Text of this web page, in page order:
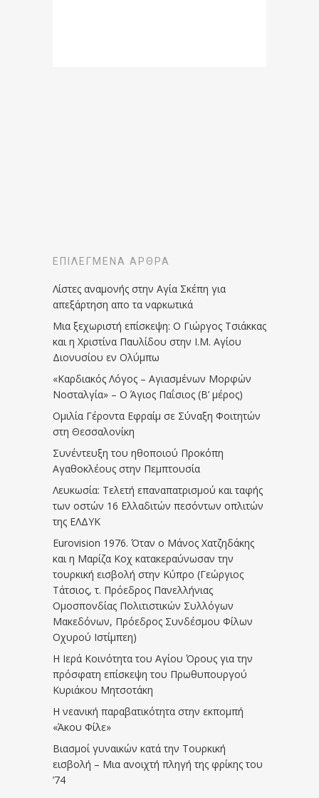
ΕΠΙΛΕΓΜΈΝΑ ΆΡΘΡΑ
Λίστες αναμονής στην Αγία Σκέπη για
απεξάρτηση απο τα ναρκωτικά
Μια ξεχωριστή επίσκεψη: Ο Γιώργος Τσιάκκας
και η Χριστίνα Παυλίδου στην Ι.Μ. Αγίου
Διονυσίου εν Ολύμπω
«Καρδιακός Λόγος – Αγιασμένων Μορφών
Νοσταλγία» – Ο Άγιος Παΐσιος (Β’ μέρος)
Ομιλία Γέροντα Εφραίμ σε Σύναξη Φοιτητών
στη Θεσσαλονίκη
Συνέντευξη του ηθοποιού Προκόπη
Αγαθοκλέους στην Πεμπτουσία
Λευκωσία: Τελετή επαναπατρισμού και ταφής
των οστών 16 Ελλαδιτών πεσόντων οπλιτών
της ΕΛΔΥΚ
Eurovision 1976. Όταν ο Μάνος Χατζηδάκης
και η Μαρίζα Κοχ κατακεραύνωσαν την
τουρκική εισβολή στην Κύπρο (Γεώργιος
Τάτσιος, τ. Πρόεδρος Πανελλήνιας
Ομοσπονδίας Πολιτιστικών Συλλόγων
Μακεδόνων, Πρόεδρος Συνδέσμου Φίλων
Οχυρού Ιστίμπεη)
Η Ιερά Κοινότητα του Αγίου Όρους για την
πρόσφατη επίσκεψη του Πρωθυπουργού
Κυριάκου Μητσοτάκη
Η νεανική παραβατικότητα στην εκπομπή
«Άκου Φίλε»
Βιασμοί γυναικών κατά την Τουρκική
εισβολή – Μια ανοιχτή πληγή της φρίκης του
’74